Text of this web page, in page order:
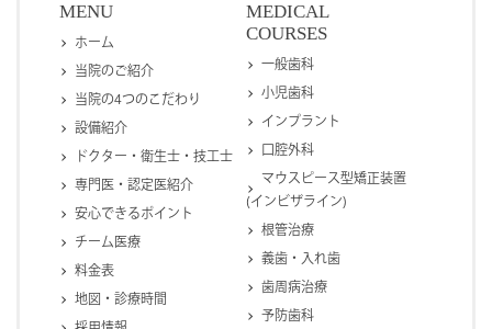
MENU
ホーム
当院のご紹介
当院の4つのこだわり
設備紹介
ドクター・衛生士・技工士
専門医・認定医紹介
安心できるポイント
チーム医療
料金表
地図・診療時間
MEDICAL
COURSES
一般歯科
小児歯科
インプラント
口腔外科
マウスピース型矯正装置
(インビザライン)
根管治療
義歯・入れ歯
歯周病治療
予防歯科